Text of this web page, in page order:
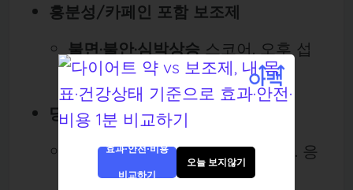
흥분성/카페인 포함 보조제
불면·불안·심박상승 스코어. 오후 섭
취 금지.
당뇨 약 병용
저혈당 전조(떨림·식은땀·어지럼). 응
급용빠른 당 15g携행.
효과·안전·비용
비교하기
오늘 보지않기